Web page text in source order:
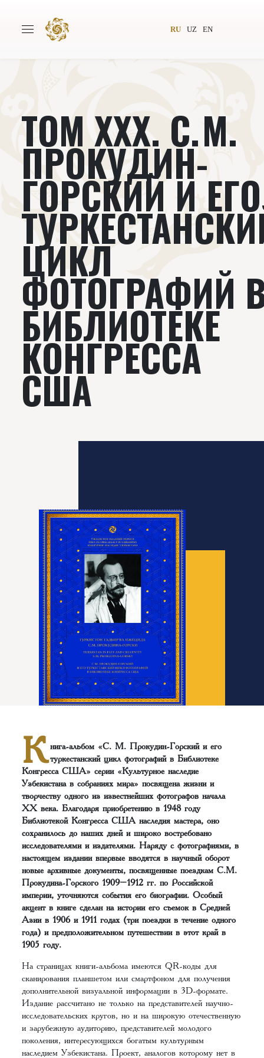
RU UZ EN
Всемирное общество
Издательство Новости
Проекты Подкасты
Книги Видеолекторий
ТОМ XXX. С. М.
ПРОКУДИН-
ГОРСКИЙ И ЕГО
ЦИКЛ
ФОТОГРАФИЙ
БИБЛИОТЕКЕ
КОНГРЕССА
США
К нига-альбом «С. М. Прокудин-Горский и его
туркестанский цикл фотографий в Библиотеке
Конгресса США» серии «Культурное наследие
Узбекистана в собраниях мира» посвящена жизни и
творчеству одного из известнейших фотографов начала
ХХ века. Благодаря приобретению в 1948 году
Библиотекой Конгресса США наследия мастера, оно
сохранилось до наших дней и широко востребовано
исследователями и издателями. Наряду с фотографиями, в
настоящем издании впервые вводятся в научный оборот
новые архивные документы, посвященные поездкам С.М.
Прокудина-Горского 1909–1912 гг. по Российской
империи, уточняются события его биографии. Особый
акцент в книге сделан на истории его съемок в Средней
Азии в 1906 и 1911 годах (три поездки в течение одного
года) и предположительном путешествии в этот край в
1905 году.
На страницах книги-альбома имеются QR-коды для
сканирования планшетом или смартфоном для получения
дополнительной визуальной информации в 3D-формате.
Издание рассчитано не только на представителей научно-
исследовательских кругов, но и на широкую отечественную
и зарубежную аудиторию, представителей молодого
поколения, интересующихся богатым культурным
наследием Узбекистана. Проект, аналогов которому нет в